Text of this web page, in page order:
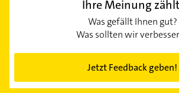
Ihre Meinung
Was gefällt Ihnen gut?
Was sollten wir
Jetzt Feedback geben!